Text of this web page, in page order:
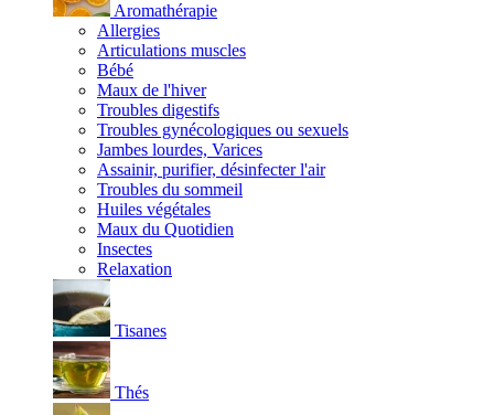
Aromathérapie
Allergies
Articulations muscles
Bébé
Maux de l'hiver
Troubles digestifs
Troubles gynécologiques ou sexuels
Jambes lourdes, Varices
Assainir, purifier, désinfecter l'air
Troubles du sommeil
Huiles végétales
Maux du Quotidien
Insectes
Relaxation
Tisanes
Thés